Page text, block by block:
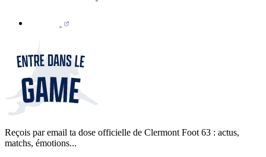
Reçois par email ta dose officielle de Clermont Foot 63 : actus,
matchs, émotions...